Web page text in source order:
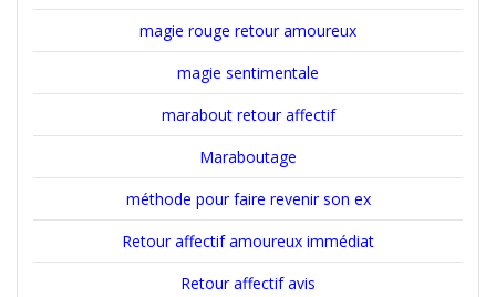
magie rouge retour amoureux
magie sentimentale
marabout retour affectif
Maraboutage
méthode pour faire revenir son ex
Retour affectif amoureux immédiat
Retour affectif avis